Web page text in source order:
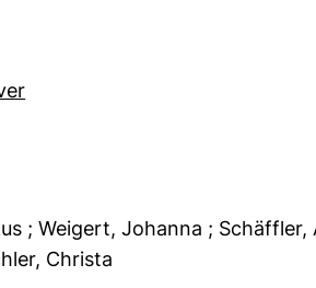
; Weigert, Johanna ; Schäffler,
Christa